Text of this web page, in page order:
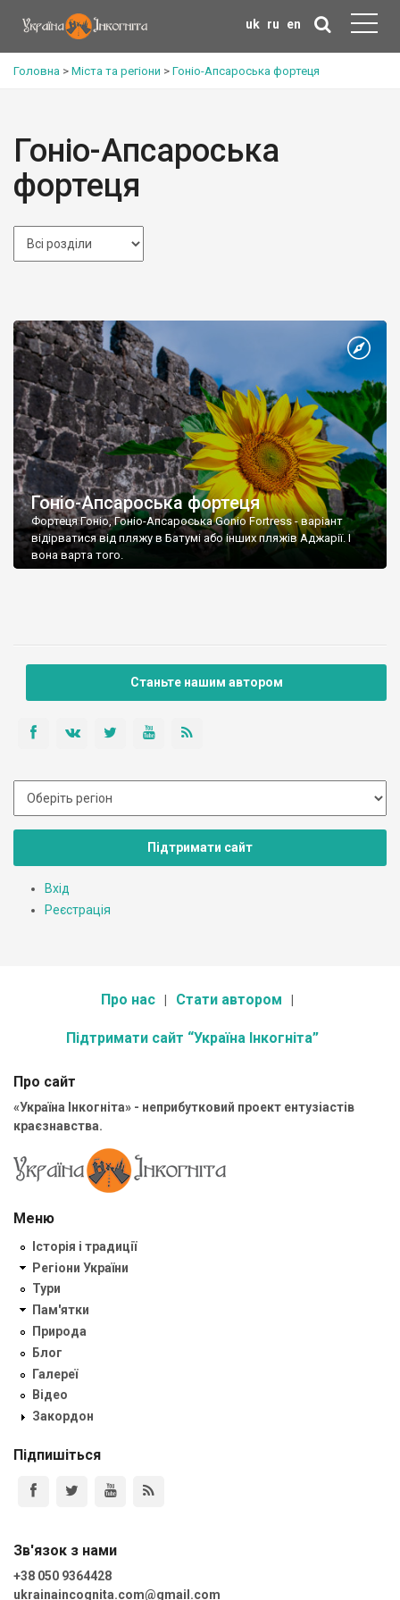
uk ru en
Головна > Міста та регіони > Гоніо-Апсароська фортеця
Гоніо-Апсароська
фортеця
Гоніо-Апсароська фортеця
Фортеця Гоніо, Гоніо-Апсароська Gonio Fortress - варіант
відірватися від пляжу в Батумі або інших пляжів Аджарії. І
вона варта того.
Станьте нашим автором
Підтримати сайт
Вхід
Реєстрація
Про нас Стати автором
Підтримати сайт “Україна Інкогніта”
Про сайт
«Україна Інкогніта» - неприбутковий проект ентузіастів
краєзнавства.
Меню
Історія і традиції
Регіони України
Тури
Пам'ятки
Природа
Блог
Галереї
Відео
Закордон
Підпишіться
Зв'язок з нами
+38 050 9364428
ukrainaincognita.com@gmail.com